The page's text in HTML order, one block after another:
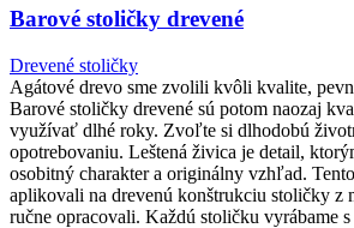
Barové stoličky drevené
Drevené stoličky
Agátové drevo sme zvolili kvôli kvalite,
Barové stoličky drevené sú potom naozaj
využívať dlhé roky. Zvoľte si dlhodobú
opotrebovaniu. Leštená živica je detail,
osobitný charakter a originálny vzhľad.
aplikovali na drevenú konštrukciu stoličky z
ručne opracovali. Každú stoličku vyrábame